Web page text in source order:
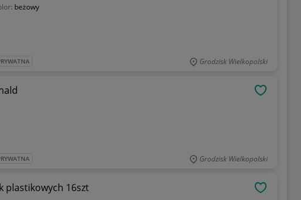
beżowy
Grodzisk Wielkopolski
Grodzisk Wielkopolski
plastikowych 16szt